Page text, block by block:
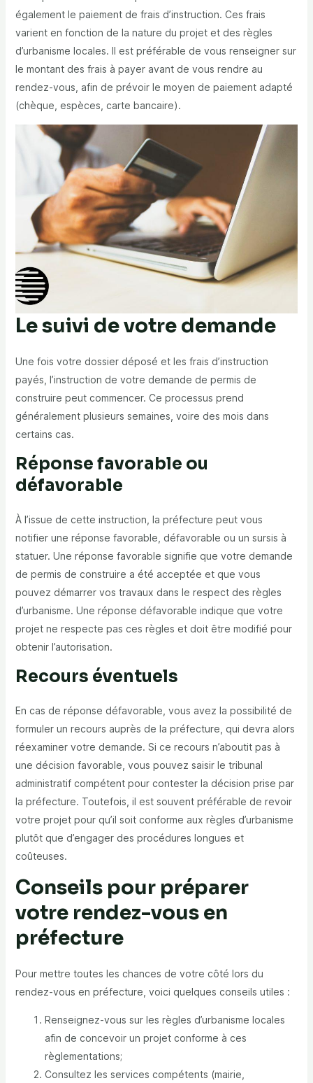
également le paiement de frais d’instruction. Ces frais
varient en fonction de la nature du projet et des règles
d’urbanisme locales. Il est préférable de vous renseigner sur
le montant des frais à payer avant de vous rendre au
rendez-vous, afin de prévoir le moyen de paiement adapté
(chèque, espèces, carte bancaire).
Le suivi de votre demande
Une fois votre dossier déposé et les frais d’instruction
payés, l’instruction de votre demande de permis de
construire peut commencer. Ce processus prend
généralement plusieurs semaines, voire des mois dans
certains cas.
Réponse favorable ou
défavorable
À l’issue de cette instruction, la préfecture peut vous
notifier une réponse favorable, défavorable ou un sursis à
statuer. Une réponse favorable signifie que votre demande
de permis de construire a été acceptée et que vous
pouvez démarrer vos travaux dans le respect des règles
d’urbanisme. Une réponse défavorable indique que votre
projet ne respecte pas ces règles et doit être modifié pour
obtenir l’autorisation.
Recours éventuels
En cas de réponse défavorable, vous avez la possibilité de
formuler un recours auprès de la préfecture, qui devra alors
réexaminer votre demande. Si ce recours n’aboutit pas à
une décision favorable, vous pouvez saisir le tribunal
administratif compétent pour contester la décision prise par
la préfecture. Toutefois, il est souvent préférable de revoir
votre projet pour qu’il soit conforme aux règles d’urbanisme
plutôt que d’engager des procédures longues et
coûteuses.
Conseils pour préparer
votre rendez-vous en
préfecture
Pour mettre toutes les chances de votre côté lors du
rendez-vous en préfecture, voici quelques conseils utiles :
Renseignez-vous sur les règles d’urbanisme locales
afin de concevoir un projet conforme à ces
règlementations;
Consultez les services compétents (mairie,